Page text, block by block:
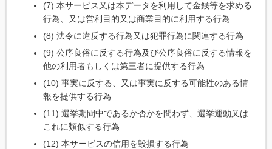
(7) 本サービス又は本データを利用して金銭等を求める
行為、又は営利目的又は商業目的に利用する行為
(8) 法令に違反する行為又は犯罪行為に関連する行為
(9) 公序良俗に反する行為及び公序良俗に反する情報を
他の利用者もしくは第三者に提供する行為
(10) 事実に反する、又は事実に反する可能性のある情
報を提供する行為
(11) 選挙期間中であるか否かを問わず、選挙運動又は
これに類似する行為
(12) 本サービスの信用を毀損する行為